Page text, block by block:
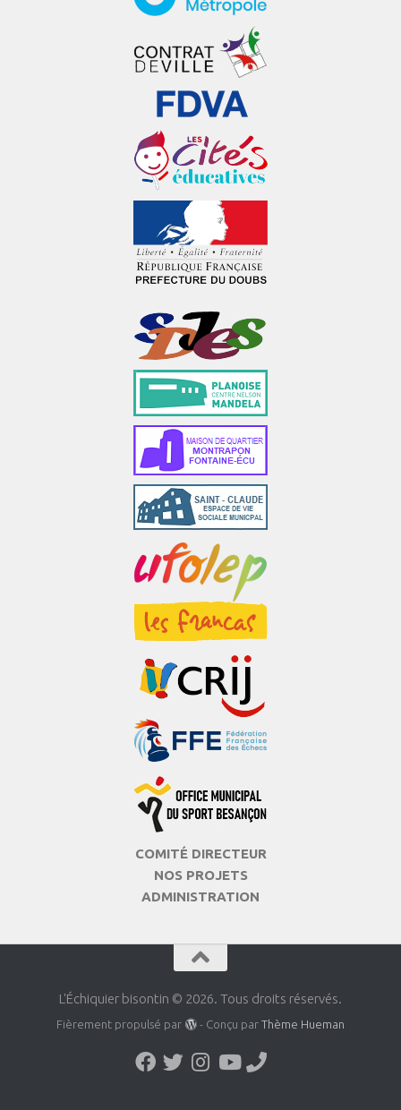
COMITÉ DIRECTEUR
NOS PROJETS
ADMINISTRATION
L'Échiquier bisontin © 2026. Tous droits réservés.
Fièrement propulsé par - Conçu par Thème Hueman